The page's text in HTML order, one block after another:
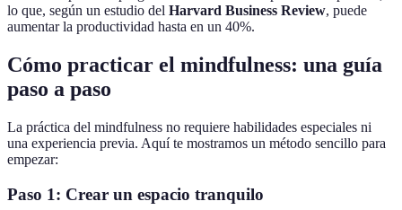
lo que, según un estudio del Harvard Business Review, puede
aumentar la productividad hasta en un 40%.
Cómo practicar el mindfulness: una guía
paso a paso
La práctica del mindfulness no requiere habilidades especiales ni
una experiencia previa. Aquí te mostramos un método sencillo para
empezar:
Paso 1: Crear un espacio tranquilo